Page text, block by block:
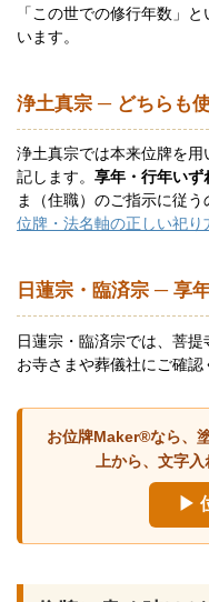
「この世での修行年数」
います。
浄土真宗 ─ どちらも
浄土真宗では本来位牌を
記します。 享年・行年いず
ま（住職）のご指示に従
位牌・法名軸の正しい祀り
日蓮宗・臨済宗 ─ 享
日蓮宗・臨済宗では、菩提
お寺さまや葬儀社にご確認
お位牌Maker®なら、
上から、文字
▶